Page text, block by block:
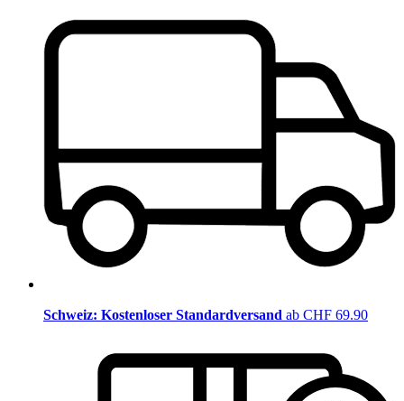
Schweiz: Kostenloser Standardversand ab CHF 69.90